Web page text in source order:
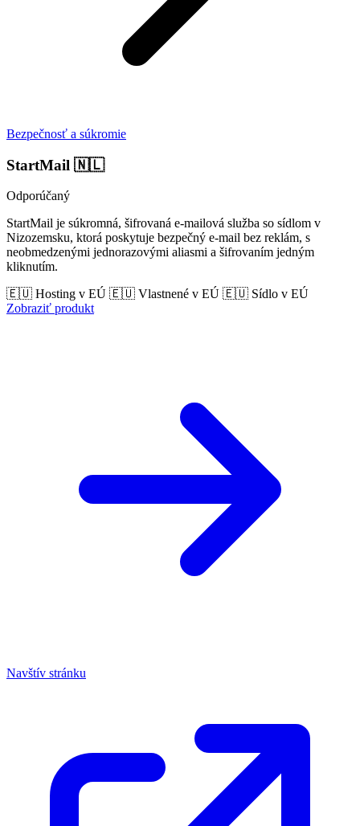
Bezpečnosť a súkromie
StartMail 🇳🇱
Odporúčaný
StartMail je súkromná, šifrovaná e-mailová služba so sídlom v
Nizozemsku, ktorá poskytuje bezpečný e-mail bez reklám, s
neobmedzenými jednorazovými aliasmi a šifrovaním jedným
kliknutím.
🇪🇺 Hosting v EÚ 🇪🇺 Vlastnené v EÚ 🇪🇺 Sídlo v EÚ
Zobraziť produkt
Navštív stránku